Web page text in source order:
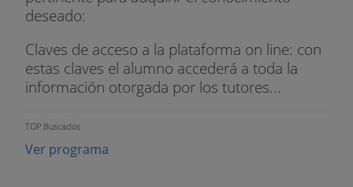
deseado:
Claves de acceso a la plataforma on line: con
estas claves el alumno accederá a toda la
información otorgada por los tutores...
TOP Buscados
Ver programa